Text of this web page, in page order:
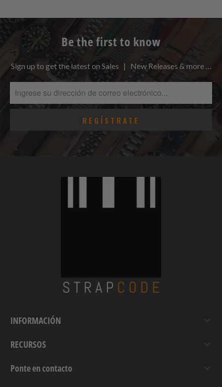
Be the first to know
Sign up to get the latest on Sales | New Releases & more …
INFORMACIÓN
RECURSOS
Ponte en contacto